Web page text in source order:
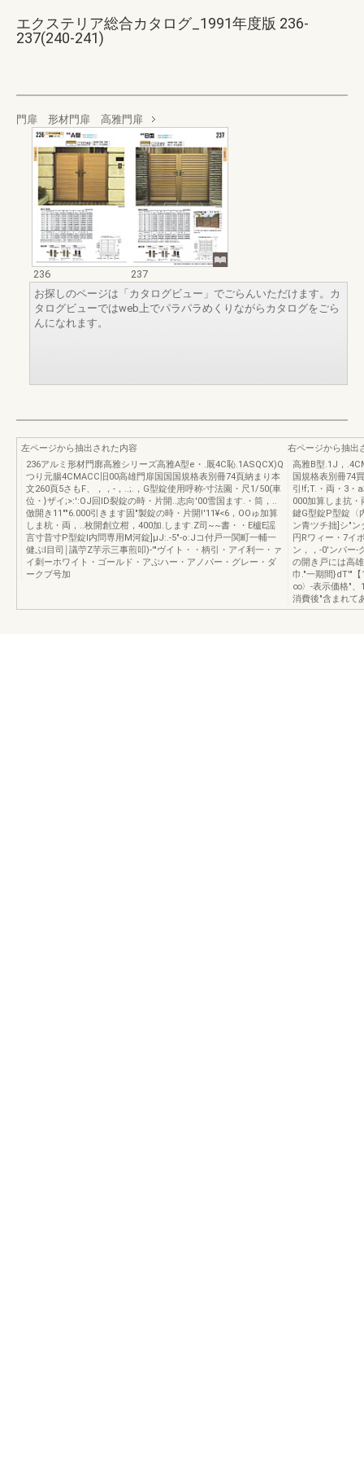
エクステリア総合カタログ_1991年度版 236-
237(240-241)
門扉 形材門扉 高雅門扉
236
237
お探しのページは「カタログビュー」でごらんいただけます。カ
タログビューではweb上でパラパラめくりながらカタログをごら
んになれます。
左ページから抽出された内容
236アルミ形材門廓高雅シリーズ高雅A型e・.厩4C恥.1ASQCX)Q
つり元腸4CMACC旧00高雄門扉国国国規格表別冊74頁納まり本
文260頁5さもF、，，-，..;.，G型錠使用呼称-寸法園・尺1/50(車
位・}ザイ;>:':OJ回ID裂錠の時・片開..志向'00雪国ます.・筒，..
倣開き11""6.000引きます固"製錠の時・片開!'11¥<6，OOゅ加算
しま杭・両，..枚開創立柑，400加.します.Z司~~書・・E櫨E謡
言寸昔寸P型錠l内問専用M河錠]μJ:.-5"-o:Jコ付戸一関町一輔一
健ぷl目司￨議苧Z芋示三事煎叩)-'"ヴイト・・柄引・アイ利一・ァ
イ刺ーホワイト・ゴールド・アぷハー・アノパー・グレー・ダ
ークプ号加
右ページから抽出
高雅B型.1J，
国規格表別冊74
引!f;T.・両・3・
000加算しま抗
鍵G型錠P型錠〈
ン青ツチ拙]シ"ン
円Rワィー・7イ
ン，，-0'ンパー-
の開き戸には高
巾."一期間}dT'"【
∞〉-表示価格"、
消費後"含まれて